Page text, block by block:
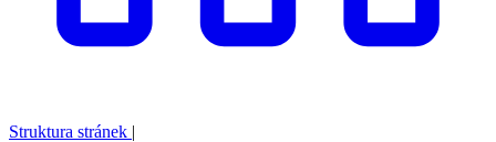
Struktura stránek |